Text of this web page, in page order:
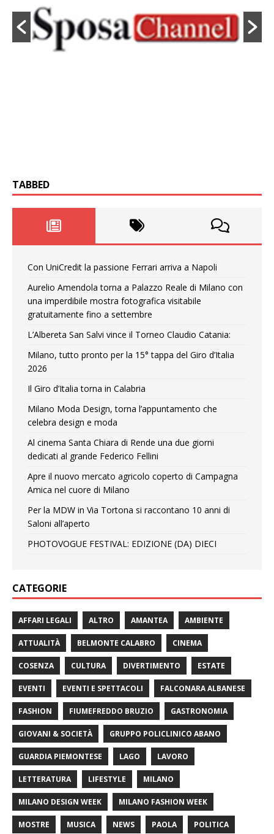
TABBED
Con UniCredit la passione Ferrari arriva a Napoli
Aurelio Amendola torna a Palazzo Reale di Milano con
una imperdibile mostra fotografica visitabile
gratuitamente fino a settembre
L’Albereta San Salvi vince il Torneo Claudio Catania:
Milano, tutto pronto per la 15° tappa del Giro d’Italia
2026
Il Giro d’Italia torna in Calabria
Milano Moda Design, torna l’appuntamento che
celebra design e moda
Al cinema Santa Chiara di Rende una due giorni
dedicati al grande Federico Fellini
Apre il nuovo mercato agricolo coperto di Campagna
Amica nel cuore di Milano
Per la MDW in Via Tortona si raccontano 10 anni di
Saloni all’aperto
PHOTOVOGUE FESTIVAL: EDIZIONE (DA) DIECI
CATEGORIE
AFFARI LEGALI ALTRO AMANTEA AMBIENTE
ATTUALITÀ BELMONTE CALABRO CINEMA
COSENZA CULTURA DIVERTIMENTO ESTATE
EVENTI EVENTI E SPETTACOLI FALCONARA ALBANESE
FASHION FIUMEFREDDO BRUZIO GASTRONOMIA
GIOVANI & SOCIETÀ GRUPPO POLICLINICO ABANO
GUARDIA PIEMONTESE LAGO LAVORO
LETTERATURA LIFESTYLE MILANO
MILANO DESIGN WEEK MILANO FASHION WEEK
MOSTRE MUSICA NEWS PAOLA POLITICA